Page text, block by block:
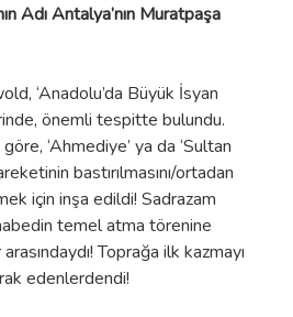
Adı Antalya’nın Muratpaşa
‘Anadolu’da Büyük İsyan
önemli tespitte bulundu.
‘Ahmediye’ ya da ‘Sultan
bastırılmasını/ortadan
için inşa edildi! Sadrazam
temel atma törenine
Toprağa ilk kazmayı
edenlerdendi!